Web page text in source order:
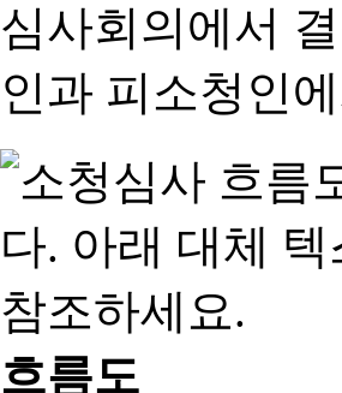
심사회의에서
인과 피소청인
흐름도